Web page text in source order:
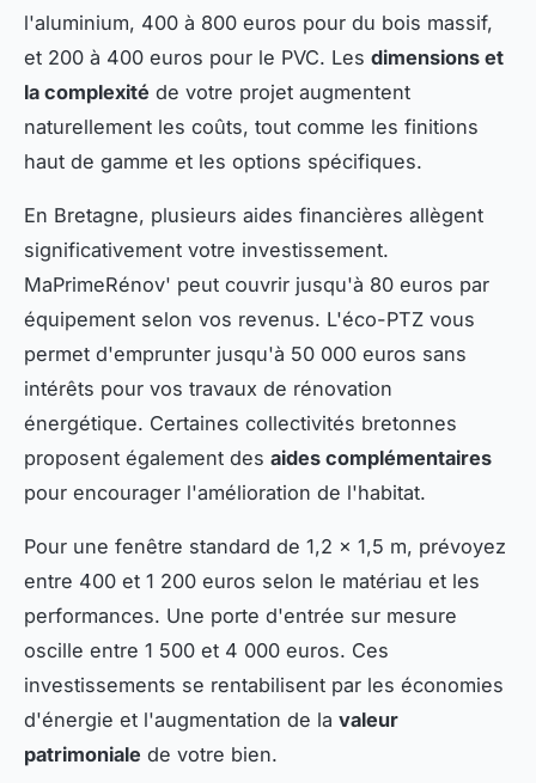
l'aluminium, 400 à 800 euros pour du bois massif,
et 200 à 400 euros pour le PVC. Les dimensions et
la complexité de votre projet augmentent
naturellement les coûts, tout comme les finitions
haut de gamme et les options spécifiques.
En Bretagne, plusieurs aides financières allègent
significativement votre investissement.
MaPrimeRénov' peut couvrir jusqu'à 80 euros par
équipement selon vos revenus. L'éco-PTZ vous
permet d'emprunter jusqu'à 50 000 euros sans
intérêts pour vos travaux de rénovation
énergétique. Certaines collectivités bretonnes
proposent également des aides complémentaires
pour encourager l'amélioration de l'habitat.
Pour une fenêtre standard de 1,2 x 1,5 m, prévoyez
entre 400 et 1 200 euros selon le matériau et les
performances. Une porte d'entrée sur mesure
oscille entre 1 500 et 4 000 euros. Ces
investissements se rentabilisent par les économies
d'énergie et l'augmentation de la valeur
patrimoniale de votre bien.